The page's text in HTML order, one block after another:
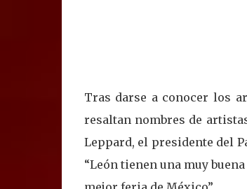
Tras darse a conocer los
resaltan nombres de
Leppard, el presidente del
“León tienen una muy